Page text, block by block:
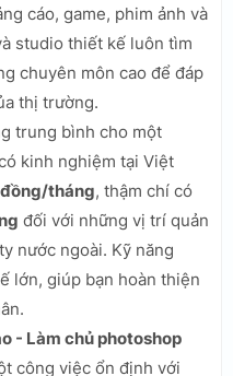
cáo, game, phim ảnh và
studio thiết kế luôn tìm
chuyên môn cao để đáp
thị trường.
trung bình cho một
kinh nghiệm tại Việt
tháng, thậm chí có
đối với những vị trí quản
nước ngoài. Kỹ năng
lớn, giúp bạn hoàn thiện
- Làm chủ photoshop
công việc ổn định với